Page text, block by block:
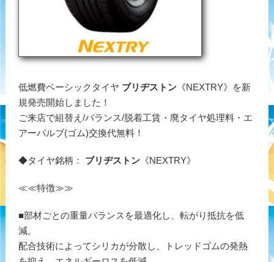
低燃費ベーシックタイヤ ブリヂストン《NEXTRY》を新
規発売開始しました！
ご来店で組替え/バランス/脱着工賃・廃タイヤ処理料・エ
アーバルブ(ゴム)交換代無料！
◆タイヤ銘柄： ブリヂストン《NEXTRY》
≪≪特徴≫≫
■部材ごとの重量バランスを最適化し、転がり抵抗を低
減。
配合技術によってシリカが分散し、トレッドゴムの発熱